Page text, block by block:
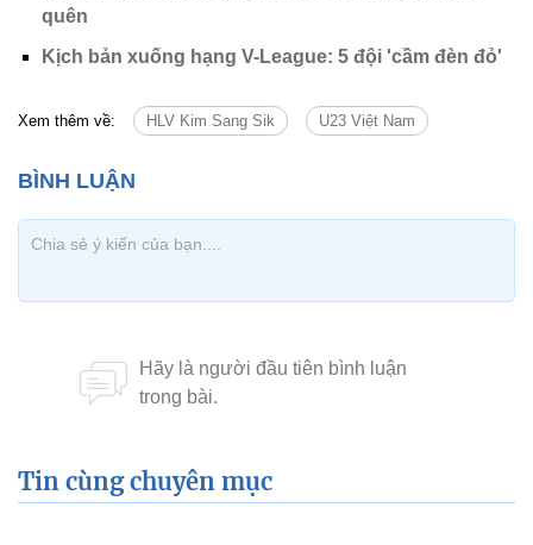
quên
Kịch bản xuống hạng V-League: 5 đội 'cầm đèn đỏ'
Xem thêm về: HLV Kim Sang Sik U23 Việt Nam
Tin cùng chuyên mục